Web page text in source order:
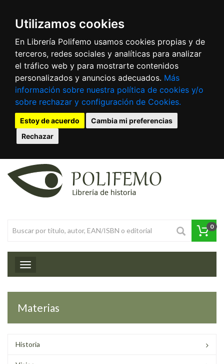
Utilizamos cookies
En Librería Polifemo usamos cookies propias y de
terceros, redes sociales y analíticas para analizar
el tráfico web y para mostrarte contenidos
personalizados y anuncios adecuados. Más
información sobre nuestra política de cookies y/o
sobre rechazar y configuración de Cookies.
Estoy de acuerdo
Cambia mi preferencias
Rechazar
0
Toggle navigation
Materias
Historia